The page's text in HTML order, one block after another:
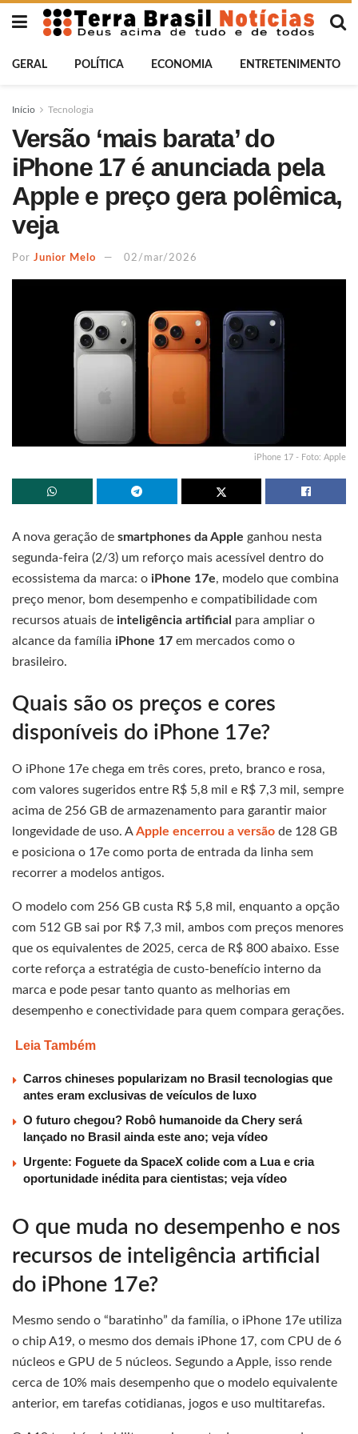
GERAL POLÍTICA ECONOMIA ENTRETENIMENTO
Início Tecnologia
Versão ‘mais barata’ do
iPhone 17 é anunciada pela
Apple e preço gera polêmica,
veja
Por Junior Melo 02/mar/2026
iPhone 17 - Foto: Apple
A nova geração de smartphones da Apple ganhou nesta
segunda-feira (2/3) um reforço mais acessível dentro do
ecossistema da marca: o iPhone 17e, modelo que combina
preço menor, bom desempenho e compatibilidade com
recursos atuais de inteligência artificial para ampliar o
alcance da família iPhone 17 em mercados como o
brasileiro.
Quais são os preços e cores
disponíveis do iPhone 17e?
O iPhone 17e chega em três cores, preto, branco e rosa,
com valores sugeridos entre R$ 5,8 mil e R$ 7,3 mil, sempre
acima de 256 GB de armazenamento para garantir maior
longevidade de uso. AApple encerrou a versão de 128 GB
e posiciona o 17e como porta de entrada da linha sem
recorrer a modelos antigos.
O modelo com 256 GB custa R$ 5,8 mil, enquanto a opção
com 512 GB sai por R$ 7,3 mil, ambos com preços menores
que os equivalentes de 2025, cerca de R$ 800 abaixo. Esse
corte reforça a estratégia de custo-benefício interno da
marca e pode pesar tanto quanto as melhorias em
desempenho e conectividade para quem compara gerações.
Leia Também
Carros chineses popularizam no Brasil tecnologias que
antes eram exclusivas de veículos de luxo
O futuro chegou? Robô humanoide da Chery será
lançado no Brasil ainda este ano; veja vídeo
Urgente: Foguete da SpaceX colide com a Lua e cria
oportunidade inédita para cientistas; veja vídeo
O que muda no desempenho e nos
recursos de inteligência artificial
do iPhone 17e?
Mesmo sendo o “baratinho” da família, o iPhone 17e utiliza
o chip A19, o mesmo dos demais iPhone 17, com CPU de 6
núcleos e GPU de 5 núcleos. Segundo a Apple, isso rende
cerca de 10% mais desempenho que o modelo equivalente
anterior, em tarefas cotidianas, jogos e uso multitarefas.